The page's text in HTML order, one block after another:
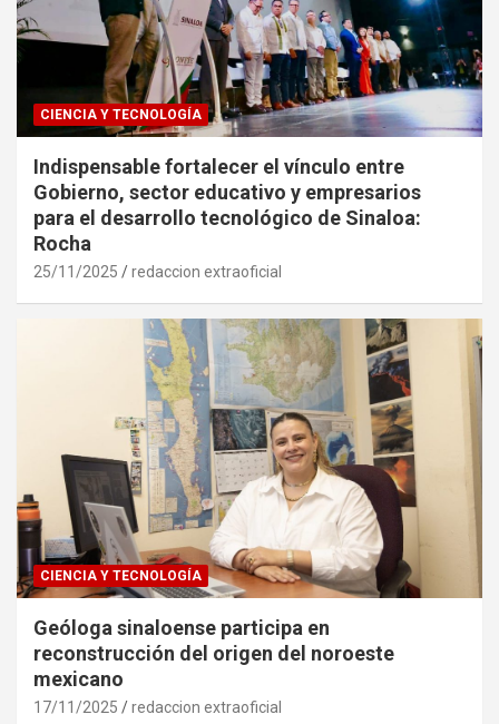
CIENCIA Y TECNOLOGÍA
Indispensable fortalecer el vínculo entre
Gobierno, sector educativo y empresarios
para el desarrollo tecnológico de Sinaloa:
Rocha
25/11/2025 redaccion extraoficial
CIENCIA Y TECNOLOGÍA
Geóloga sinaloense participa en
reconstrucción del origen del noroeste
mexicano
17/11/2025 redaccion extraoficial